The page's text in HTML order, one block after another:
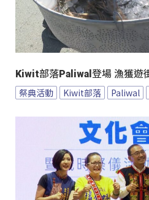
Kiwit部落Paliwal登場 漁獲遊
祭典活動 Kiwit部落 Paliwal